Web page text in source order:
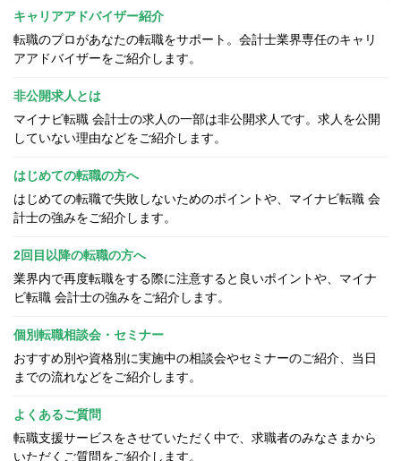
キャリアアドバイザー紹介
転職のプロがあなたの転職をサポート。会計士業界専任のキャリ
アアドバイザーをご紹介します。
非公開求人とは
マイナビ転職 会計士の求人の一部は非公開求人です。求人を公開
していない理由などをご紹介します。
はじめての転職の方へ
はじめての転職で失敗しないためのポイントや、マイナビ転職 会
計士の強みをご紹介します。
2回目以降の転職の方へ
業界内で再度転職をする際に注意すると良いポイントや、マイナ
ビ転職 会計士の強みをご紹介します。
個別転職相談会・セミナー
おすすめ別や資格別に実施中の相談会やセミナーのご紹介、当日
までの流れなどをご紹介します。
よくあるご質問
転職支援サービスをさせていただく中で、求職者のみなさまから
いただくご質問をご紹介します。